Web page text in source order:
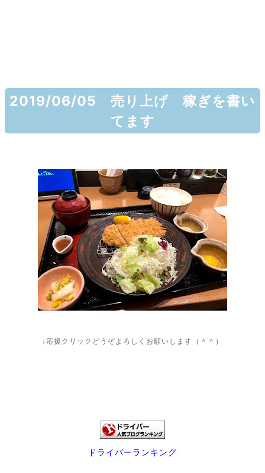
2019/06/05 売り上げ 稼ぎを書い
てます
↓応援クリックどうぞよろしくお願いします（＾＾）
ドライバーランキング